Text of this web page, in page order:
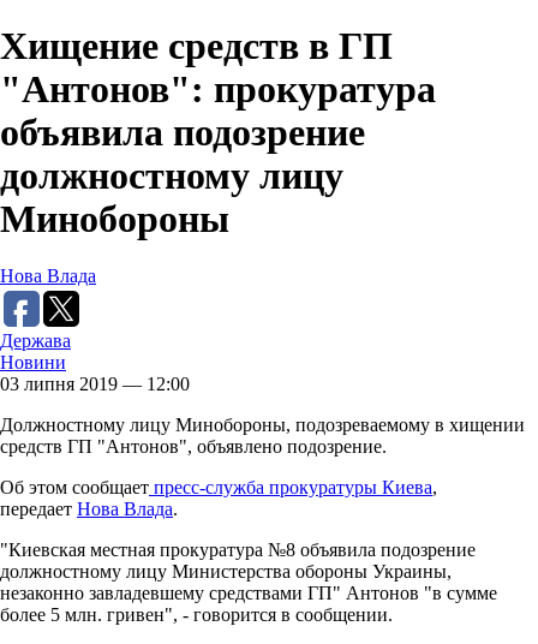
Хищение средств в ГП
"Антонов": прокуратура
объявила подозрение
должностному лицу
Минобороны
Нова Влада
Держава
Новини
03 липня 2019 — 12:00
Должностному лицу Минобороны, подозреваемому в хищении
средств ГП "Антонов", объявлено подозрение.
Об этом сообщает пресс-служба прокуратуры Киева,
передает Нова Влада.
"Киевская местная прокуратура №8 объявила подозрение
должностному лицу Министерства обороны Украины,
незаконно завладевшему средствами ГП" Антонов "в сумме
более 5 млн. гривен", - говорится в сообщении.